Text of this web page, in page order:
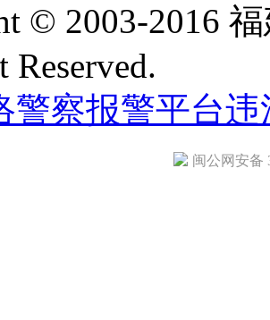
© 2003-2016
警察报警平台违
闽公网安备